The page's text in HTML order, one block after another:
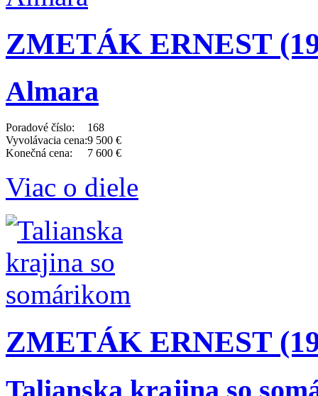
ZMETÁK ERNEST
Almara
Poradové číslo:
168
Vyvolávacia cena:9 500 €
Konečná cena:
7 600 €
Viac o diele
ZMETÁK ERNEST